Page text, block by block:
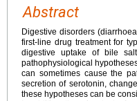
Abstract
Digestive disorders
first-line drug treatment for
digestive uptake of bile
pathophysiological
can sometimes cause the
secretion of serotonin,
these hypotheses can be